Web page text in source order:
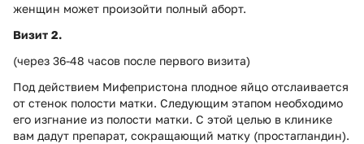
женщин может произойти полный аборт.
Визит 2.
(через 36-48 часов после первого визита)
Под действием Мифепристона плодное яйцо отслаивается
от стенок полости матки. Следующим этапом необходимо
его изгнание из полости матки. С этой целью в клинике
вам дадут препарат, сокращающий матку (простагландин).